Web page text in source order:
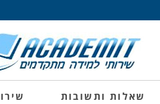
שאלות ותשובות